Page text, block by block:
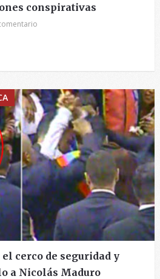
conspirativas
cerco de seguridad y
a Nicolás Maduro